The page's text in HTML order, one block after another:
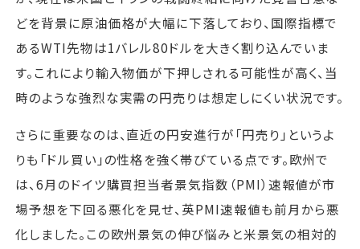
どを背景に原油価格が大幅に下落しており、国際指標で
あるWTI先物は1バレル80ドルを大きく割り込んでいま
す。これにより輸入物価が下押しされる可能性が高く、当
時のような強烈な実需の円売りは想定しにくい状況です。
さらに重要なのは、直近の円安進行が「円売り」というよ
りも「ドル買い」の性格を強く帯びている点です。欧州で
は、6月のドイツ購買担当者景気指数（PMI）速報値が市
場予想を下回る悪化を見せ、英PMI速報値も前月から悪
化しました。この欧州景気の伸び悩みと米景気の相対的